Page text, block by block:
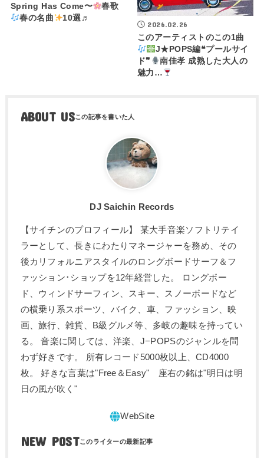
Spring Has Come〜
春歌
春の名曲
10選♬
2026.02.26
このアーティストのこの1曲
J★POPS編❝プールサイ
ド❞
南佳孝 成熟した大人の
魅力…
ABOUT US
DJ Saichin Records
【サイチンのプロフィール】 某大手音楽ソフトリテイ
ラーとして、長きにわたりマネージャーを務め、その
後カリフォルニアスタイルのロングボードサーフ＆フ
ァッション･ショップを12年経営した。 ロングボー
ド、ウィンドサーフィン、スキー、スノーボードなど
の横乗り系スポーツ、バイク、車、ファッション、映
画、旅行、雑貨、B級グルメ等、多岐の趣味を持ってい
る。 音楽に関しては、洋楽、J−POPSのジャンルを問
わず好きです。 所有レコード5000枚以上、CD4000
枚。 好きな言葉は"Free＆Easy" 座右の銘は"明日は明
日の風が吹く"
NEW POST